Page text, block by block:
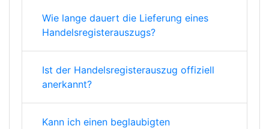
Wie lange dauert die Lieferung eines
Handelsregisterauszugs?
Ist der Handelsregisterauszug offiziell
anerkannt?
Kann ich einen beglaubigten